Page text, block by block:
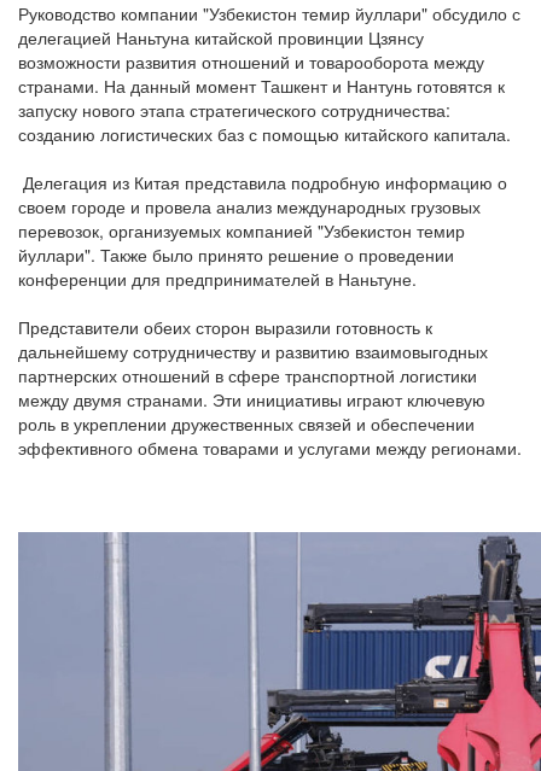
Руководство компании "Узбекистон темир йуллари" обсудило с
делегацией Наньтуна китайской провинции Цзянсу
возможности развития отношений и товарооборота между
странами. На данный момент Ташкент и Нантунь готовятся к
запуску нового этапа стратегического сотрудничества:
созданию логистических баз с помощью китайского капитала.
Делегация из Китая представила подробную информацию о
своем городе и провела анализ международных грузовых
перевозок, организуемых компанией "Узбекистон темир
йуллари". Также было принято решение о проведении
конференции для предпринимателей в Наньтуне.
Представители обеих сторон выразили готовность к
дальнейшему сотрудничеству и развитию взаимовыгодных
партнерских отношений в сфере транспортной логистики
между двумя странами. Эти инициативы играют ключевую
роль в укреплении дружественных связей и обеспечении
эффективного обмена товарами и услугами между регионами.